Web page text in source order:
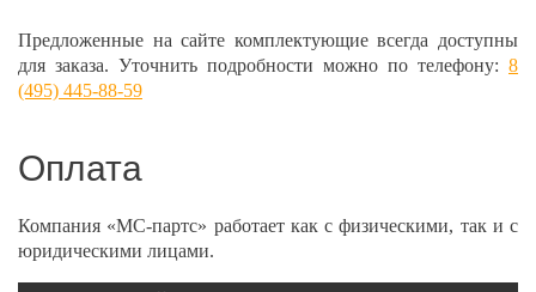
Предложенные на сайте комплектующие всегда доступны
для заказа. Уточнить подробности можно по телефону: 8
(495) 445-88-59
Оплата
Компания «МС-партс» работает как с физическими, так и с
юридическими лицами.